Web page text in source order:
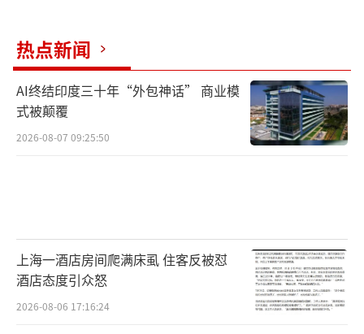
热点新闻
AI终结印度三十年“外包神话” 商业模
式被颠覆
2026-08-07 09:25:50
上海一酒店房间爬满床虱 住客反被怼
酒店态度引众怒
2026-08-06 17:16:24